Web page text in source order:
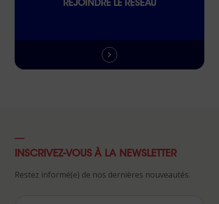
REJOINDRE LE RÉSEAU
INSCRIVEZ-VOUS À LA NEWSLETTER
Restez informé(e) de nos dernières nouveautés.